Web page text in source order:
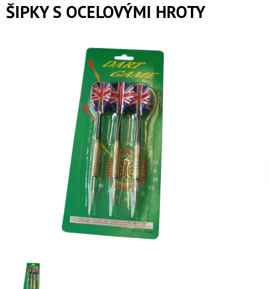
ŠIPKY S OCELOVÝMI HROTY